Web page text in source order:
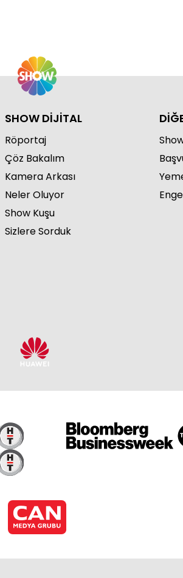
SHOW DİJİTAL
Röportaj
Çöz Bakalım
Kamera Arkası
Neler Oluyor
Show Kuşu
Sizlere Sorduk